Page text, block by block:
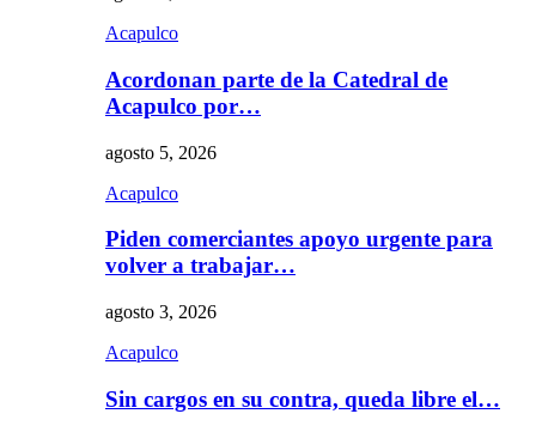
Acapulco
Acordonan parte de la Catedral de
Acapulco por…
agosto 5, 2026
Acapulco
Piden comerciantes apoyo urgente para
volver a trabajar…
agosto 3, 2026
Acapulco
Sin cargos en su contra, queda libre el…